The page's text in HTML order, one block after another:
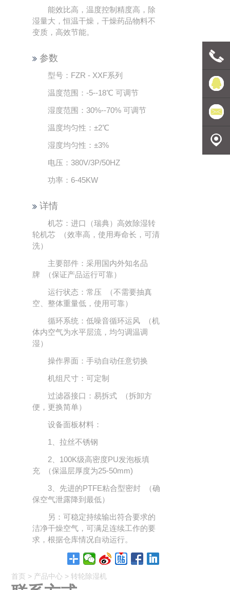
能效比高，温度控制精度高，除
湿量大，恒温干燥，干燥药品物料不
变质，高效节能。
参数
型号：FZR - XXF系列
温度范围：-5--18℃ 可调节
湿度范围：30%--70% 可调节
温度均匀性：±2℃
湿度均匀性：±3%
电压：380V/3P/50HZ
功率：6-45KW
详情
机芯：进口（瑞典）高效除湿转
轮机芯 （效率高，使用寿命长，可清
洗）
主要部件：采用国内外知名品
牌 （保证产品运行可靠）
运行状态：常压 （不需要抽真
空、整体重量低，使用可靠）
循环系统：低噪音循环运风 （机
体内空气为水平层流，均匀调温调
湿）
操作界面：手动自动任意切换
机组尺寸：可定制
过滤器接口：易拆式 （拆卸方
便，更换简单）
设备面板材料：
1、拉丝不锈钢
2、100K级高密度PU发泡板填
充 （保温层厚度为25-50mm)
3、先进的PTFE粘合型密封 （确
保空气泄露降到最低）
另：可稳定持续输出符合要求的
洁净干燥空气，可满足连续工作的要
求，根据仓库情况自动运行。
首页 > 产品中心 >转轮除湿机
联系电
话
豪森维
发送邮